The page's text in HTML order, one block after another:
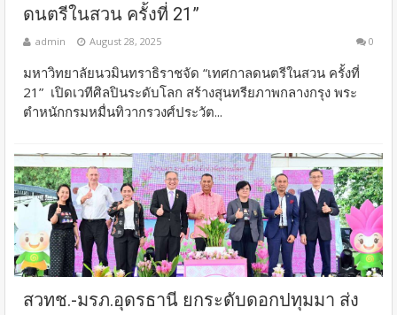
ดนตรีในสวน ครั้งที่ 21”
admin August 28, 2025 0
มหาวิทยาลัยนวมินทราธิราชจัด “เทศกาลดนตรีในสวน ครั้งที่
21” เปิดเวทีศิลปินระดับโลก สร้างสุนทรียภาพกลางกรุง พระ
ตำหนักกรมหมื่นทิวากรวงศ์ประวัต...
สวทช.-มรภ.อุดรธานี ยกระดับดอกปทุมมา ส่ง